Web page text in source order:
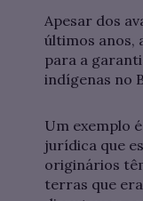
Apesar dos
últimos anos,
para a
indígenas no
Um exemplo
jurídica que
originários
terras que